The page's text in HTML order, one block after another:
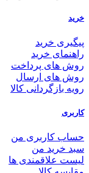
خرید
پیگیری خرید
راهنمای خرید
روش های پرداخت
روش های ارسال
رویه بازگردانی کالا
کاربری
حساب کاربری من
سبد خرید من
لیست علاقمندی ها